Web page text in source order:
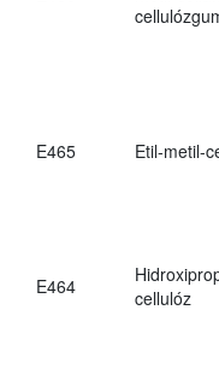
E465 Etil-metil-
E464
cellulóz